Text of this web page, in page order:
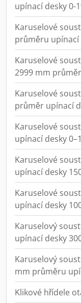
upínací desky 0-
Karuselové
průměru upínací
Karuselové
2999 mm
Karuselové
průměr upínací
Karuselové
upínací desky
Karuselové
upínací desky
Karuselové
upínací desky
Karuselový
upínací desky
Karuselový
mm průměru
Klikové hřídele